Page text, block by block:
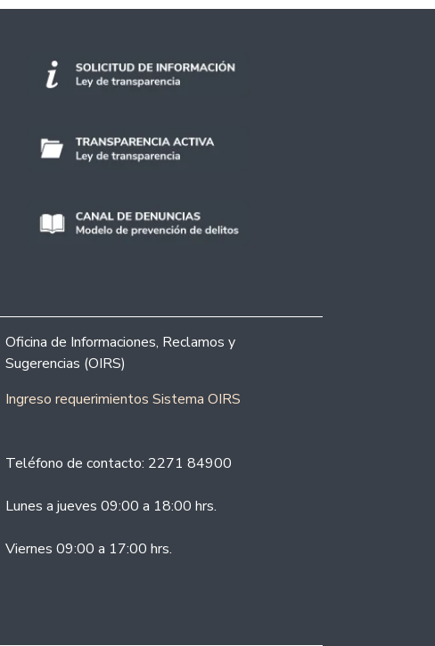
Oficina de Informaciones, Reclamos y
Sugerencias (OIRS)
Ingreso requerimientos Sistema OIRS
Teléfono de contacto: 2271 84900
Lunes a jueves 09:00 a 18:00 hrs.
Viernes 09:00 a 17:00 hrs.